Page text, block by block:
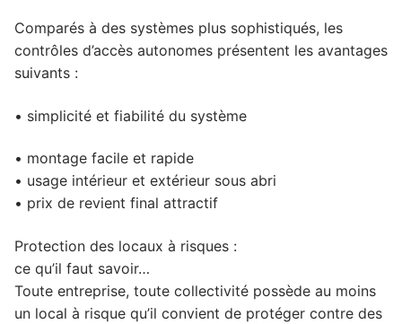
Comparés à des systèmes plus sophistiqués, les
contrôles d’accès autonomes présentent les avantages
suivants :
• simplicité et fiabilité du système
• montage facile et rapide
• usage intérieur et extérieur sous abri
• prix de revient final attractif
Protection des locaux à risques :
ce qu’il faut savoir…
Toute entreprise, toute collectivité possède au moins
un local à risque qu’il convient de protéger contre des